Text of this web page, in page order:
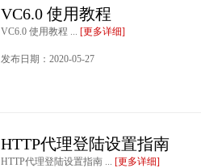
VC6.0 使用教程
VC6.0 使用教程 ... [更多详细]
发布日期：2020-05-27
HTTP代理登陆设置指南
HTTP代理登陆设置指南 ... [更多详细]